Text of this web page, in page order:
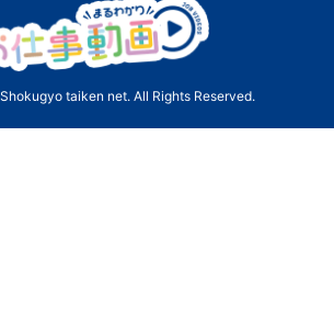
taiken net. All Rights Reserved.